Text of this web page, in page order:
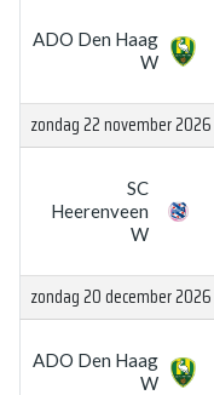
ADO Den Haag
W
zondag 22 november 2026
SC
Heerenveen
W
zondag 20 december 2026
ADO Den Haag
W